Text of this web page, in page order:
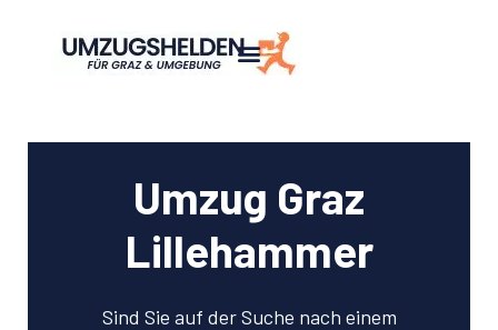
Umzug Graz
Lillehammer
Sind Sie auf der Suche nach einem